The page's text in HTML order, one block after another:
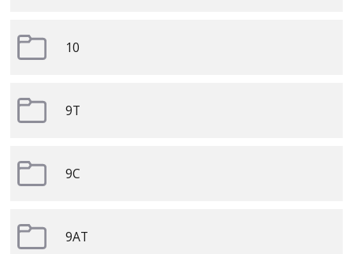
10
9T
9C
9AT